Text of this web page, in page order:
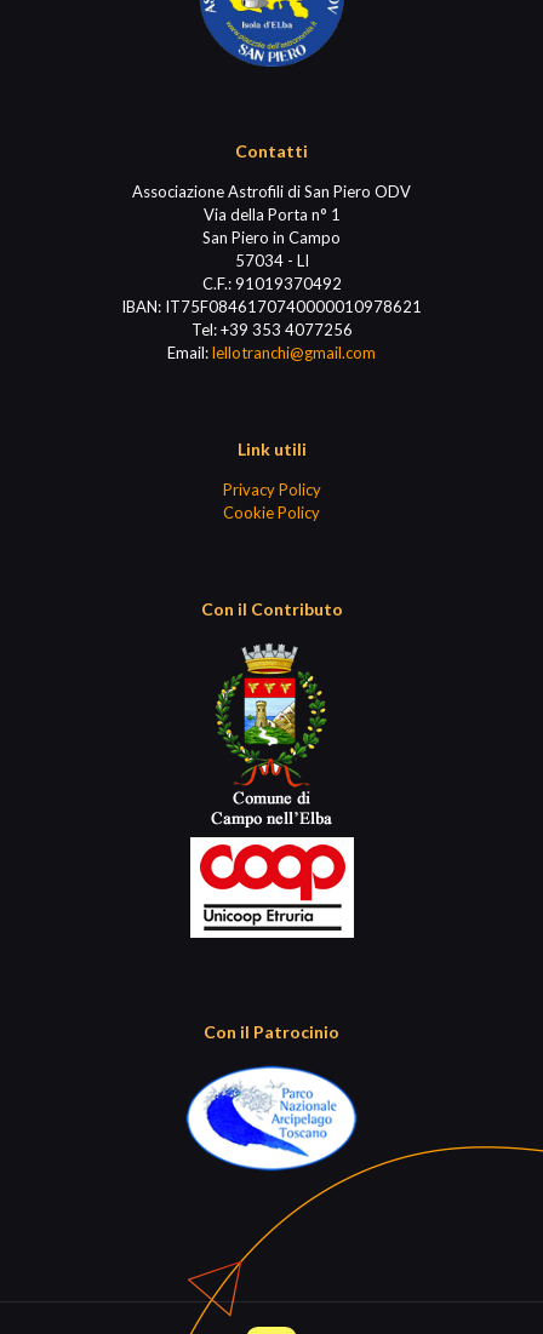
Contatti
Associazione Astrofili di San Piero ODV
Via della Porta n° 1
San Piero in Campo
57034 - LI
C.F.: 91019370492
IBAN: IT75F0846170740000010978621
Tel:+39 353 4077256
Email:lellotranchi@gmail.com
Link utili
Privacy Policy
Cookie Policy
Con il Contributo
Con il Patrocinio